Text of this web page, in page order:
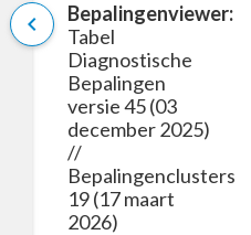
chevron_left
Bepalingenviewer:
Tabel
Diagnostische
Bepalingen
versie 45 (03
december 2025)
//
Bepalingenclusters
19 (17 maart
2026)